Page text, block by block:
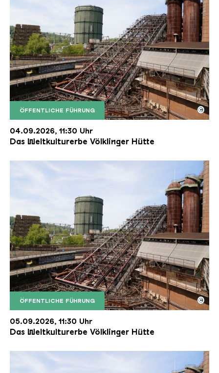
ÖFFENTLICHE FÜHRUNG
Der Erzschrägaufzug der Völklinger Hütte mit
Copyright: Weltkulturerbe Völklinger Hütte | Karl
©
04.09.2026, 11:30 Uhr
Das Weltkulturerbe Völklinger Hütte
ÖFFENTLICHE FÜHRUNG
Der Erzschrägaufzug der Völklinger Hütte mit
Copyright: Weltkulturerbe Völklinger Hütte | Karl
©
05.09.2026, 11:30 Uhr
Das Weltkulturerbe Völklinger Hütte